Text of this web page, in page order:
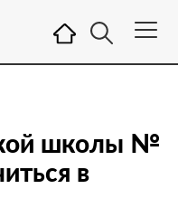
школы №
в